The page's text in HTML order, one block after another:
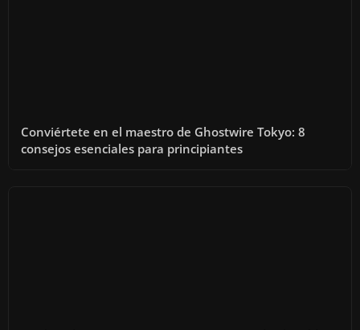
Conviértete en el maestro de Ghostwire Tokyo: 8
consejos esenciales para principiantes